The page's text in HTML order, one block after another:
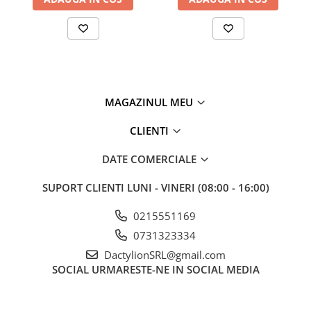
reprezinta o solutie rapida pentru intretinerea corecta a lamelor,
MAGAZINUL MEU
CLIENTI
DATE COMERCIALE
SUPORT CLIENTI LUNI - VINERI (08:00 - 16:00)
0215551169
0731323334
DactylionSRL@gmail.com
SOCIAL URMARESTE-NE IN SOCIAL MEDIA